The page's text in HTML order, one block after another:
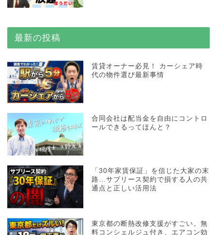
最新の投稿
賃貸オーナー必見！ カーシェア時
代の物件選び最新事情
合同会社は配当金を自由にコントロ
ールできるってほんと？
「30年家賃保証」を信じた大家の末
路…サブリース契約で損する人の共
通点と正しい活用法
東京都の断熱改修支援がすごい。無
料コンシェルジュ付き、エアコン効